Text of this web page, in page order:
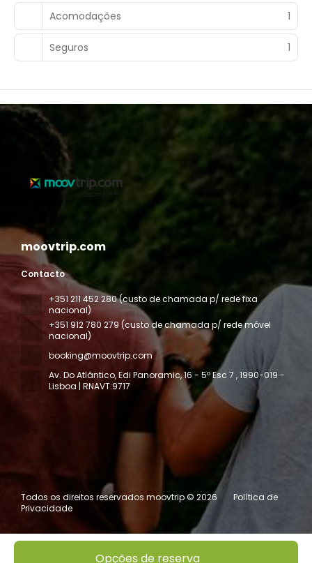
Opções de reserva
Acomodações 1
Seguros 1
moovtrip.com
Contacto
+351 211 452 280 (custo de chamada p/ rede fixa
nacional)
+351 912 780 279 (custo de chamada p/ rede móvel
nacional)
booking@moovtrip.com
Av. Do Atlântico, Edi Panoramic, 16 - 5º Esc 7 , 1990-019 -
Lisboa | RNAVT:9717
Todos os direitos reservados moovtrip © 2026
Política de
Privacidade